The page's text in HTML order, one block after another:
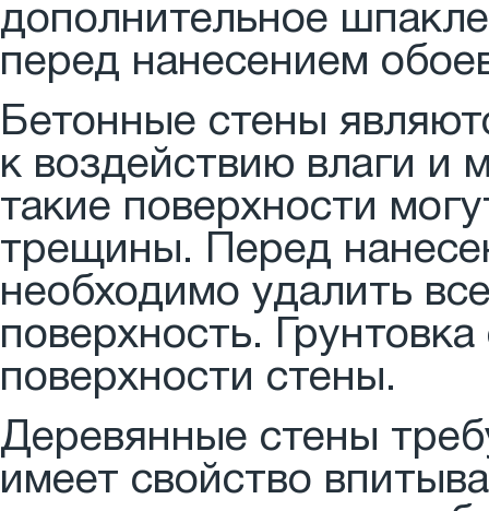
дополнительное
перед нанесением
Бетонные стены
к воздействию влаги и
такие поверхности
трещины. Перед
необходимо удалить
поверхность.
поверхности стены.
Деревянные стены
имеет свойство